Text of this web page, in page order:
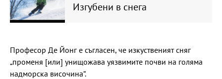
Изгубени в снега
Професор Де Йонг е съгласен, че изкуственият сняг
„променя [или] унищожава уязвимите почви на голяма
надморска височина“.